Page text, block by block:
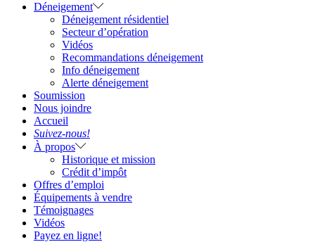
Déneigement
Déneigement résidentiel
Secteur d’opération
Vidéos
Recommandations déneigement
Info déneigement
Alerte déneigement
Soumission
Nous joindre
Accueil
Suivez-nous!
À propos
Historique et mission
Crédit d’impôt
Offres d’emploi
Équipements à vendre
Témoignages
Vidéos
Payez en ligne!